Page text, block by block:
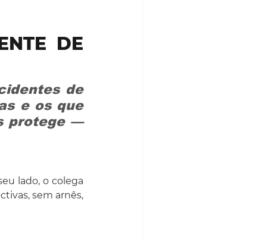
DE
de
e os que
protege —
lado, o colega
sem arnês,